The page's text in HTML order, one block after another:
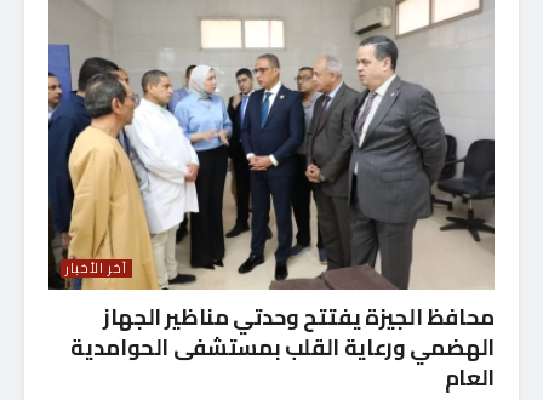
آخر الأخبار
محافظ الجيزة يفتتح وحدتي مناظير الجهاز
الهضمي ورعاية القلب بمستشفى الحوامدية
العام